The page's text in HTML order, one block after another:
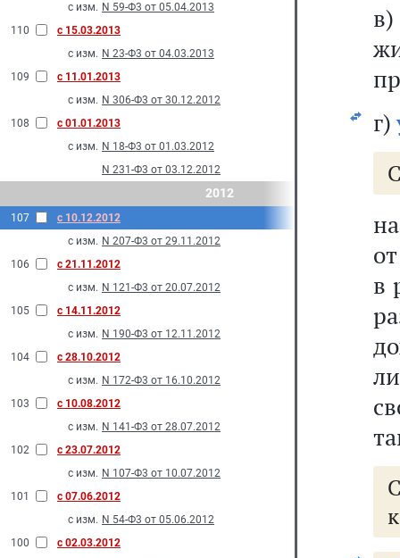
с изм. N 59-Ф3 от 05.04.2013
110
с 15.03.2013
с изм. N 23-Ф3 от 04.03.2013
109
с 11.01.2013
с изм. N 306-Ф3 от 30.12.2012
108
с 01.01.2013
с изм. N 18-Ф3 от 01.03.2012
N 231-Ф3 от 03.12.2012
2012
107
с 10.12.2012
с изм. N 207-Ф3 от 29.11.2012
106
с 21.11.2012
с изм. N 121-Ф3 от 20.07.2012
105
с 14.11.2012
с изм. N 190-Ф3 от 12.11.2012
104
с 28.10.2012
с изм. N 172-Ф3 от 16.10.2012
103
с 10.08.2012
с изм. N 141-Ф3 от 28.07.2012
102
с 23.07.2012
с изм. N 107-Ф3 от 10.07.2012
101
с 07.06.2012
с изм. N 54-Ф3 от 05.06.2012
100
с 02.03.2012
г)
в